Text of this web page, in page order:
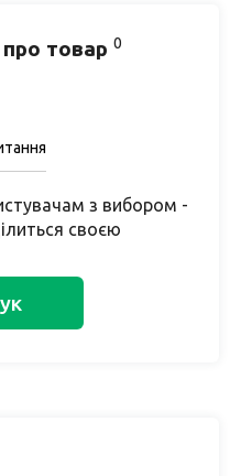
про товар 0
з вибором -
своєю